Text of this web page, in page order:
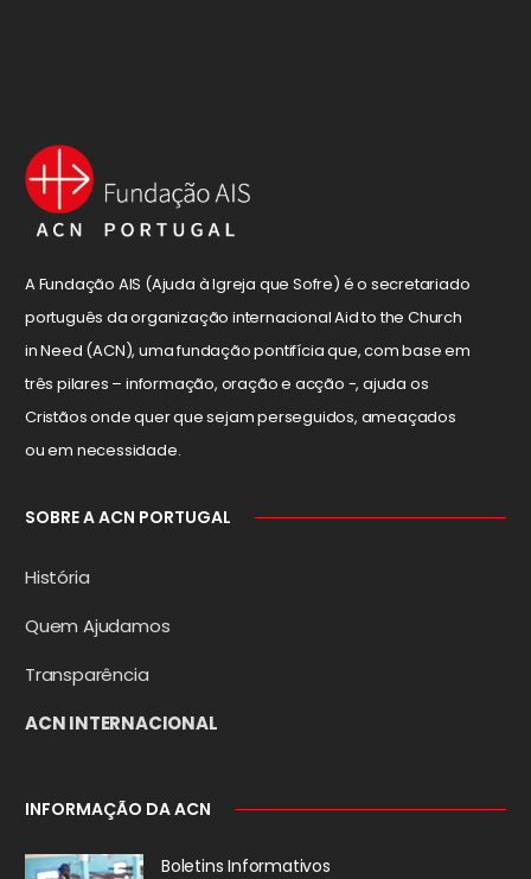
A Fundação AIS (Ajuda à Igreja que Sofre) é o secretariado
português da organização internacional Aid to the Church
in Need (ACN), uma fundação pontifícia que, com base em
três pilares – informação, oração e acção -, ajuda os
Cristãos onde quer que sejam perseguidos, ameaçados
ou em necessidade.
SOBRE A ACN PORTUGAL
História
Quem Ajudamos
Transparência
ACN INTERNACIONAL
INFORMAÇÃO DA ACN
Boletins Informativos